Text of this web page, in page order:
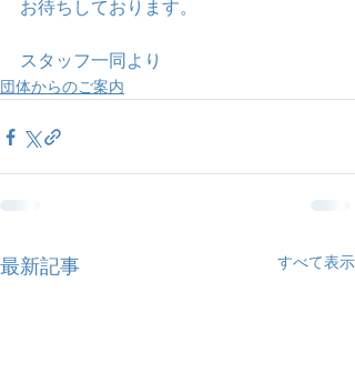
お待ちしております。
スタッフ一同より
団体からのご案内
最新記事 すべて表示